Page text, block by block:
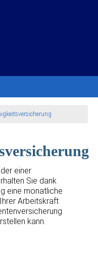
einer
Sie dank
eine monatliche
Arbeitskraft
kann.